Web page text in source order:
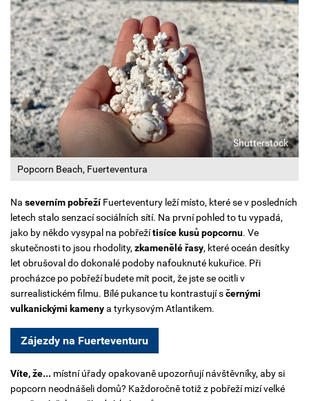
Popcorn Beach, Fuerteventura
Shutterstock
Na severním pobřežíFuerteventury leží místo, které se v posledních
letech stalo senzací sociálních sítí. Na první pohled to tu vypadá,
jako by někdo vysypal na pobřežítisíce kusů popcornu. Ve
skutečnosti to jsou rhodolity, zkamenělé řasy, které oceán desítky
let obrušoval do dokonalé podoby nafouknuté kukuřice. Při
procházce po pobřeží budete mít pocit, že jste se ocitli v
surrealistickém filmu. Bílé pukance tu kontrastují sčernými
vulkanickými kamenya tyrkysovým Atlantikem.
Zájezdy na Fuerteventuru
Víte, že... místní úřady opakovaně upozorňují návštěvníky, aby si
popcorn neodnášeli domů? Každoročně totiž z pobřeží mizí velké